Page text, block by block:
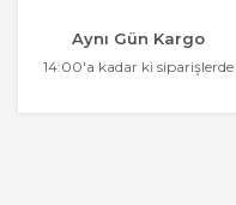
Aynı Gün Kargo
14:00'a kadar ki siparişlerde